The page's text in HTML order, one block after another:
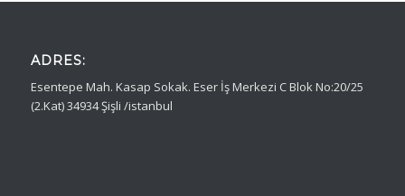
ADRES:
Esentepe Mah. Kasap Sokak. Eser İş Merkezi C Blok No:20/25
(2.Kat) 34934 Şişli /istanbul